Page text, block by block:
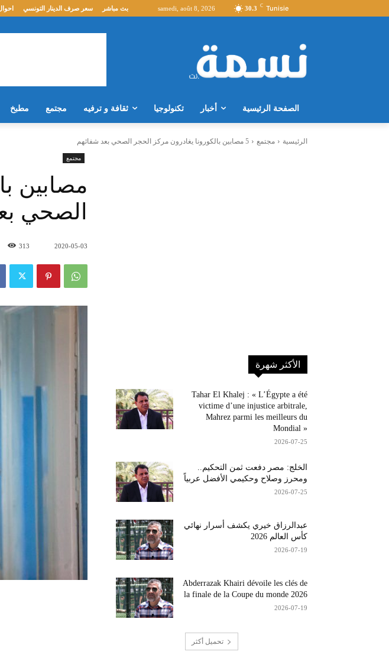
30.3 C Tunisie
samedi, août 8, 2026 سعر صرف الدينار التونسي بث مباشر
الصفحة الرئيسية أخبار تكنولوجيا ثقافة و ترفيه مجتمع مطبخ
الرئيسية مجتمع
5 مصابين بالكورونا يغادرون مركز الحجر الصحي بعد شفائهم
مجتمع
الصحي
2020-05-03
313
الأكثر شهرة
Tahar El Khalej : « L’Égypte a été
victime d’une injustice arbitrale,
Mahrez parmi les meilleurs du
Mondial »
2026-07-25
الخلج: مصر دفعت ثمن التحكيم..
ومحرز وصلاح وحكيمي الأفضل عربياً
2026-07-25
عبدالرزاق خيري يكشف أسرار نهائي
كأس العالم 2026
2026-07-19
Abderrazak Khairi dévoile les clés de
la finale de la Coupe du monde 2026
2026-07-19
تحميل أكثر